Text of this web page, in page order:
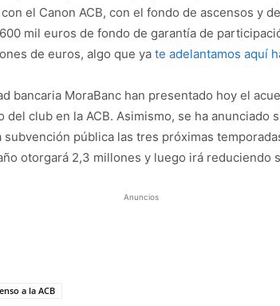
el Canon ACB, con el fondo de ascensos y
mil euros de fondo de garantía de
de euros, algo que ya te adelantamos aquí
bancaria MoraBanc han presentado hoy el
del club en la ACB. Asimismo, se ha anunciado
pública las tres próximas
otorgará 2,3 millones y luego irá reduciendo
Anuncios
a la ACB